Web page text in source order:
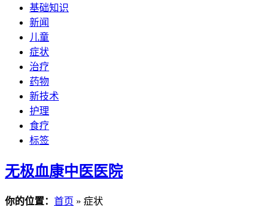
基础知识
新闻
儿童
症状
治疗
药物
新技术
护理
食疗
标签
无极血康中医医院
你的位置： 首页 » 症状